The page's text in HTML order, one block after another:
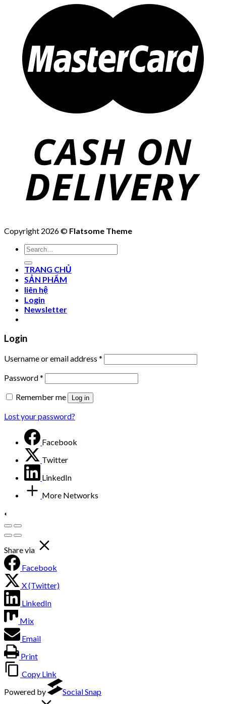
Copyright 2026 © Flatsome Theme
Search
for:
TRANG CHỦ
SẢN PHẨM
liên hệ
Login
Newsletter
Login
Username or email address *
Password*
Remember me
Log in
Lost your password?
Facebook
Twitter
LinkedIn
More Networks
Share via
Facebook
X (Twitter)
LinkedIn
Mix
Email
Print
Copy Link
Powered by
Social Snap